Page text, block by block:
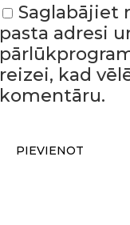
Saglabājiet
pasta adresi
reizei, kad
komentāru.